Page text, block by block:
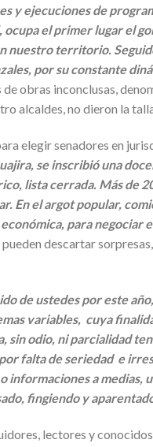
y ejecuciones de
el primer lugar el
nuestro territorio.
por su constante
de obras inconclusas,
alcaldes, no dieron la
elegir senadores en
se inscribió una
lista cerrada. Más de
En el argot popular,
para negociar
descartar
de ustedes por este
variables, cuya
odio, ni parcialidad
falta de seriedad e
informaciones a
fingiendo y
lectores y